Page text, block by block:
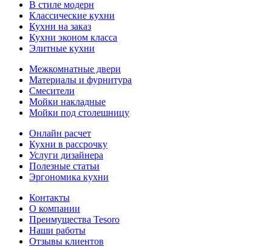
В стиле модерн
Классические кухни
Кухни на заказ
Кухни эконом класса
Элитные кухни
Межкомнатные двери
Материалы и фурнитура
Смесители
Мойки накладные
Мойки под столешницу
Онлайн расчет
Кухни в рассрочку
Услуги дизайнера
Полезные статьи
Эргономика кухни
Контакты
О компании
Преимущества Tesoro
Наши работы
Отзывы клиентов